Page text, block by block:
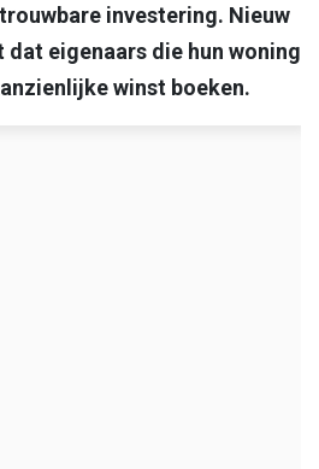
investering. Nieuw
eigenaars die hun woning
winst boeken.